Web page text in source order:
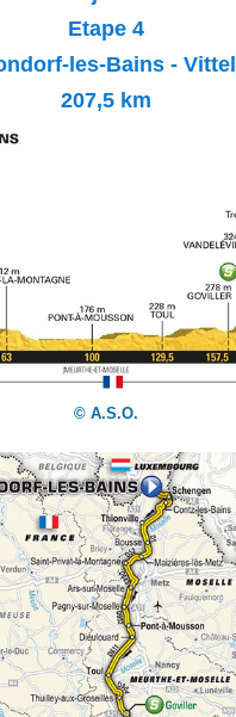
Etape 4
les-Bains - Vittel
207,5 km
© A.S.O.